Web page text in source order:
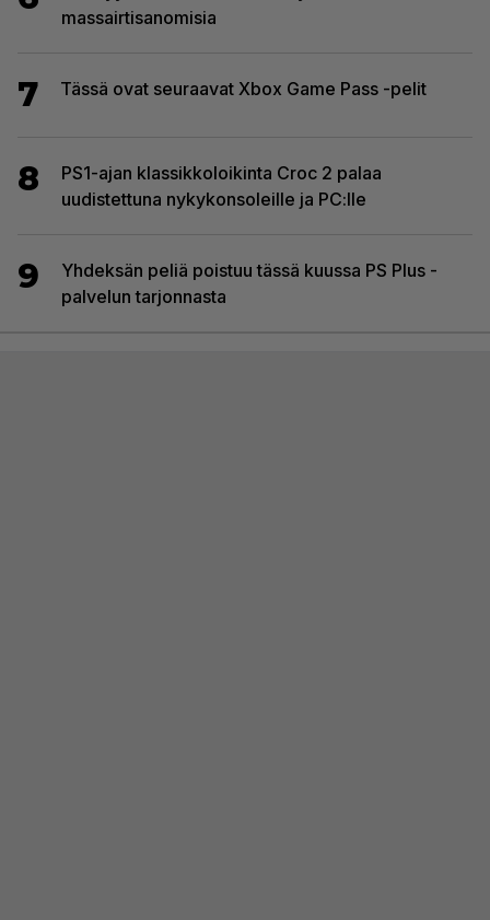
massairtisanomisia
7 Tässä ovat seuraavat Xbox Game Pass -pelit
8
PS1-ajan klassikkoloikinta Croc 2 palaa
uudistettuna nykykonsoleille ja PC:lle
9
Yhdeksän peliä poistuu tässä kuussa PS Plus -
palvelun tarjonnasta